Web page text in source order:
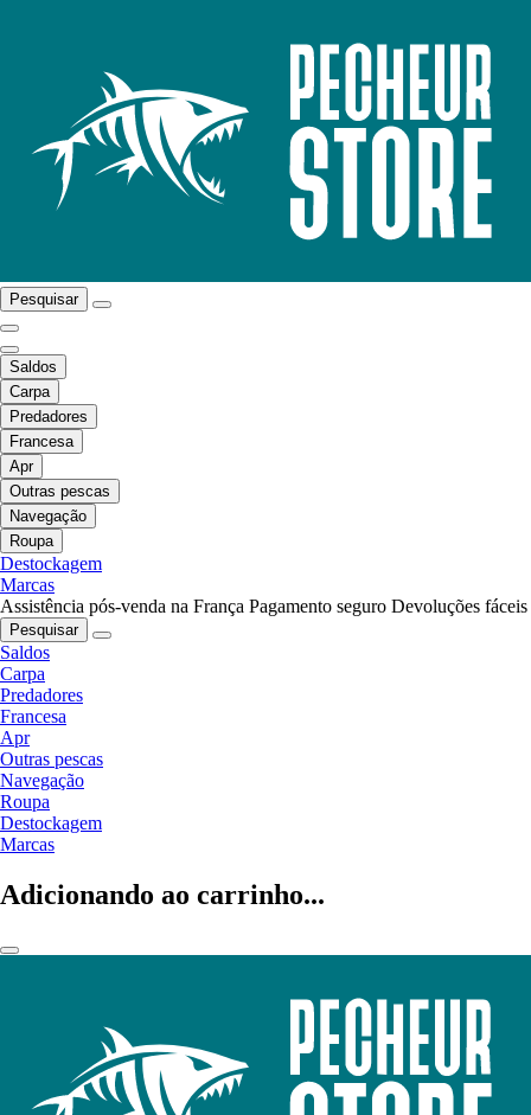
Pesquisar
Saldos
Carpa
Predadores
Francesa
Apr
Outras pescas
Navegação
Roupa
Destockagem
Marcas
Assistência pós-venda na França Pagamento seguro Devoluções fáceis
Pesquisar
Saldos
Carpa
Predadores
Francesa
Apr
Outras pescas
Navegação
Roupa
Destockagem
Marcas
Adicionando ao carrinho...